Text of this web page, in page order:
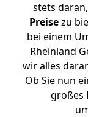
stets
Preisezu
bei einem
Rheinland
wir alles
Ob Sie nun
großes